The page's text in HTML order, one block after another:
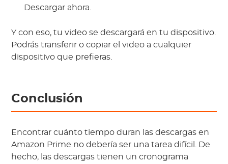
Descargar ahora.
Y con eso, tu video se descargará en tu dispositivo.
Podrás transferir o copiar el video a cualquier
dispositivo que prefieras.
Conclusión
Encontrar cuánto tiempo duran las descargas en
Amazon Prime no debería ser una tarea difícil. De
hecho, las descargas tienen un cronograma